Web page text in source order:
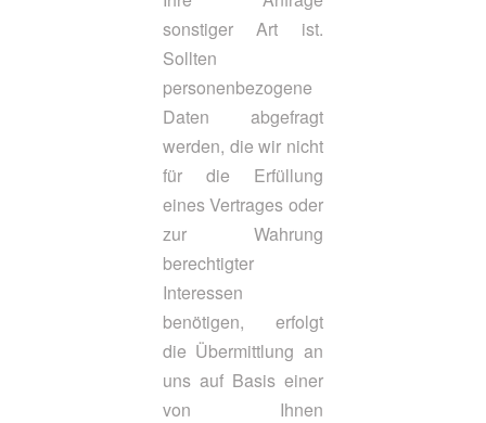
sonstiger Art ist.
Sollten
personenbezogene
Daten abgefragt
werden, die wir nicht
für die Erfüllung
eines Vertrages oder
zur Wahrung
berechtigter
Interessen
benötigen, erfolgt
die Übermittlung an
uns auf Basis einer
von Ihnen